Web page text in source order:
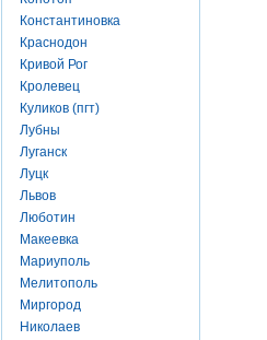
Константиновка
Краснодон
Кривой Рог
Кролевец
Куликов (пгт)
Лубны
Луганск
Луцк
Львов
Люботин
Макеевка
Мариуполь
Мелитополь
Миргород
Николаев